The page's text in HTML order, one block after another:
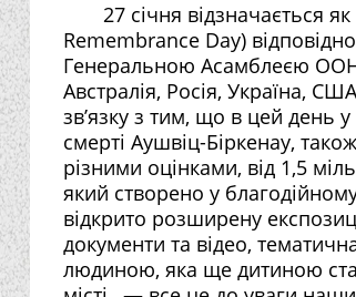
27 січня відзначається
Remembrance Day)
Генеральною Асамблеєю ООН.
Австралія, Росія, Україна,
зв’язку з тим, що в цей день
смерті Аушвіц-Біркенау,
різними оцінками, від 1,5
який створено у
відкрито розширену
документи та відео,
людиною, яка ще дитиною